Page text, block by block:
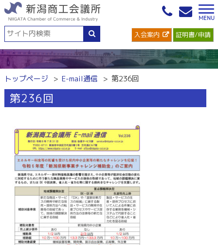
入会案内 証明書/申請
トップページ E-mail通信 第236回
第236回